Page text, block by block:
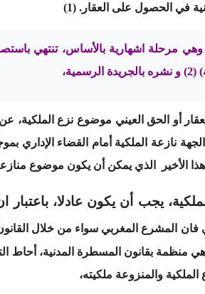
في الحصول على العقار. (1)
مرحلة اشهارية بالأساس، تنتهي
أو الحق العيني موضوع نزع الملكية،
تقترحه الجهة نازعة الملكية أمام القضاء
هذا الأخير الذي يمكن أن يكون موضوع
يجب أن يكون عادلا، باعتبار
هي منظمة بقانون المسطرة المدنية،
والمنزوعة ملكيته،